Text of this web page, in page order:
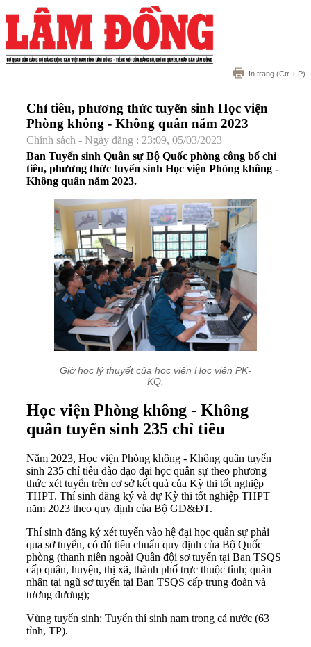
In trang (Ctr + P)
Chỉ tiêu, phương thức tuyển sinh Học viện
Phòng không - Không quân năm 2023
Chính sách - Ngày đăng : 23:09, 05/03/2023
Ban Tuyển sinh Quân sự Bộ Quốc phòng công bố chỉ
tiêu, phương thức tuyển sinh Học viện Phòng không -
Không quân năm 2023.
Giờ học lý thuyết của học viên Học viện PK-
KQ.
Học viện Phòng không - Không
quân tuyển sinh 235 chỉ tiêu
Năm 2023, Học viện Phòng không - Không quân tuyển
sinh 235 chỉ tiêu đào đạo đại học quân sự theo phương
thức xét tuyển trên cơ sở kết quả của Kỳ thi tốt nghiệp
THPT. Thí sinh đăng ký và dự Kỳ thi tốt nghiệp THPT
năm 2023 theo quy định của Bộ GD&ĐT.
Thí sinh đăng ký xét tuyển vào hệ đại học quân sự phải
qua sơ tuyển, có đủ tiêu chuẩn quy định của Bộ Quốc
phòng (thanh niên ngoài Quân đội sơ tuyển tại Ban TSQS
cấp quận, huyện, thị xã, thành phố trực thuộc tỉnh; quân
nhân tại ngũ sơ tuyển tại Ban TSQS cấp trung đoàn và
tương đương);
Vùng tuyển sinh: Tuyển thí sinh nam trong cả nước (63
tỉnh, TP).